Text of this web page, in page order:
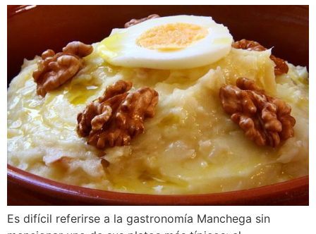
Es difícil referirse a la gastronomía Manchega sin